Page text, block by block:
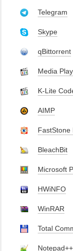
Telegram
Skype
qBittorrent
Media
K-Lite
AIMP
FastStone
BleachBit
Microsoft
HWiNFO
WinRAR
Total
Notepad++